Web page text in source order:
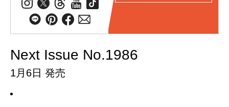
Next Issue No.1986
1月6日 発売